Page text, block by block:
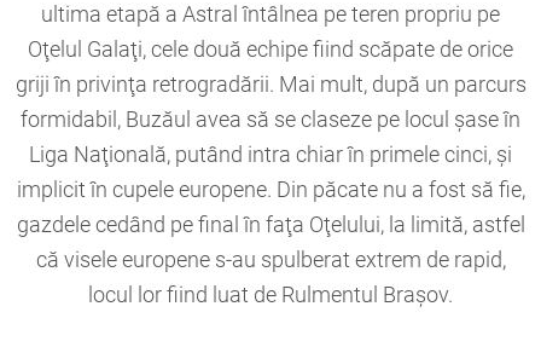
ultima etapă a Astral întâlnea pe teren propriu pe
Oţelul Galaţi, cele două echipe fiind scăpate de orice
griji în privinţa retrogradării. Mai mult, după un parcurs
formidabil, Buzăul avea să se claseze pe locul şase în
Liga Naţională, putând intra chiar în primele cinci, şi
implicit în cupele europene. Din păcate nu a fost să fie,
gazdele cedând pe final în faţa Oţelului, la limită, astfel
că visele europene s-au spulberat extrem de rapid,
locul lor fiind luat de Rulmentul Braşov.